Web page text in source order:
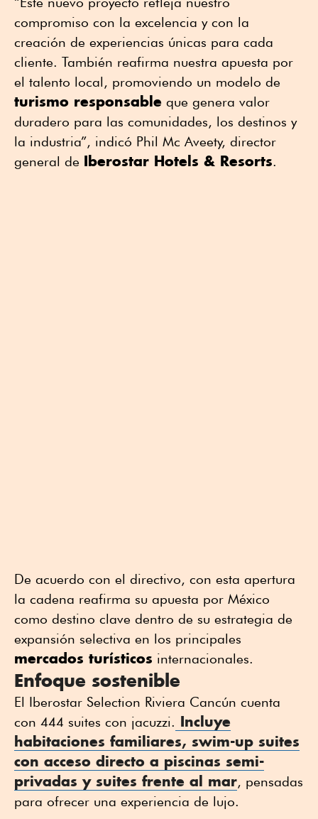
compromiso con la excelencia y con la
creación de experiencias únicas para cada
cliente. También reafirma nuestra apuesta por
el talento local, promoviendo un modelo de
turismo responsable que genera valor
duradero para las comunidades, los destinos y
la industria”, indicó Phil Mc Aveety, director
general de Iberostar Hotels & Resorts.
De acuerdo con el directivo, con esta apertura
la cadena reafirma su apuesta por México
como destino clave dentro de su estrategia de
expansión selectiva en los principales
mercados turísticos internacionales.
Enfoque sostenible
El Iberostar Selection Riviera Cancún cuenta
con 444 suites con jacuzzi. Incluye
habitaciones familiares, swim-up suites
con acceso directo a piscinas semi-
privadas y suites frente al mar, pensadas
para ofrecer una experiencia de lujo.